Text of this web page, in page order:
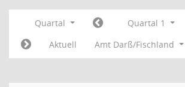
Quartal Quartal 1
Aktuell
Amt Darß/Fischland